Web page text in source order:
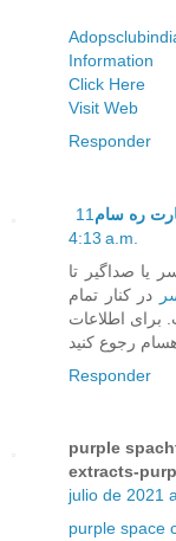
Information
Click Here
Visit Web
Responder
ره سام 11 de mayo de 2021 a las
4:13 a.m.
یا صداگیر تا
در کنار تمام
برای اطلاعات
Responder
purple
extracts-
julio de 2021
purple space